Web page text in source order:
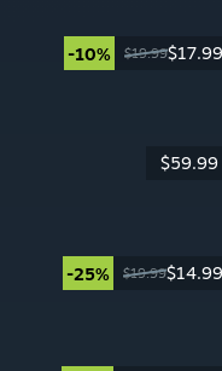
-10% $19.99$17.99
$59.99
-25% $19.99$14.99